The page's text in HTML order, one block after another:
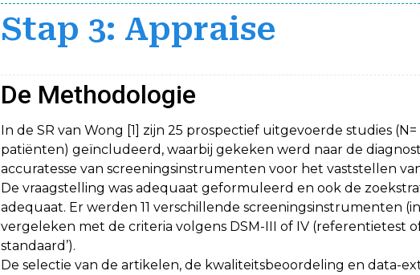
Stap 3: Appraise
De Methodologie
In de SR van Wong [1] zijn 25 prospectief uitgevoerde studies (N=
patiënten) geïncludeerd, waarbij gekeken werd naar de
accuratesse van screeningsinstrumenten voor het vaststellen
De vraagstelling was adequaat geformuleerd en ook de
adequaat. Er werden 11 verschillende screeningsinstrumenten
vergeleken met de criteria volgens DSM-III of IV (referentietest
standaard’).
De selectie van de artikelen, de kwaliteitsbeoordeling en data-